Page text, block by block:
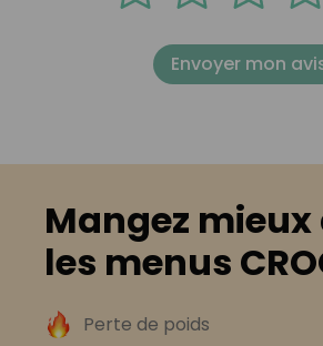
Envoyer mon
Mangez mieux
les menus
Perte de poids